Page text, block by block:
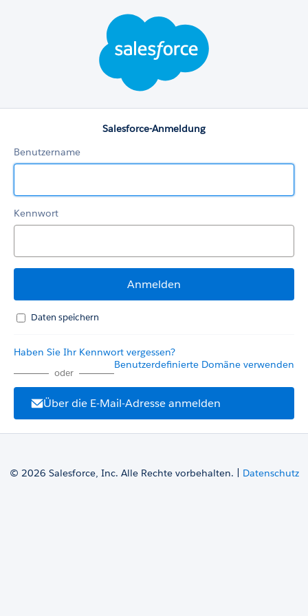
Salesforce-Anmeldung
Benutzername
Kennwort
Daten speichern
Haben Sie Ihr Kennwort vergessen?
Benutzerdefinierte Domäne verwenden
oder
Über die E-Mail-Adresse anmelden
© 2026 Salesforce, Inc. Alle Rechte vorbehalten. | Datenschutz